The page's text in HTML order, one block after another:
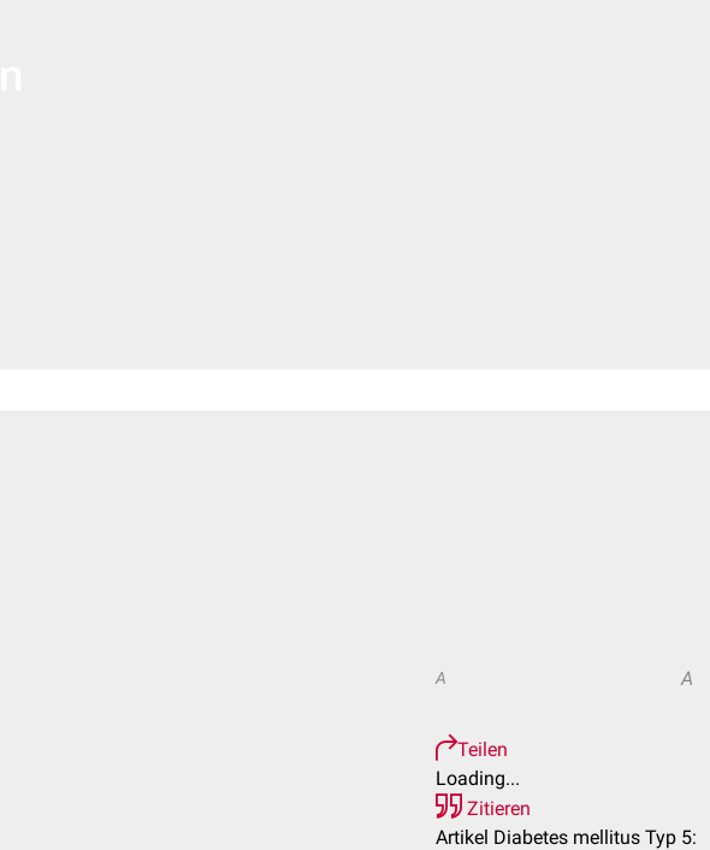
A A
Teilen
Loading...
Zitieren
Artikel Diabetes mellitus Typ 5: